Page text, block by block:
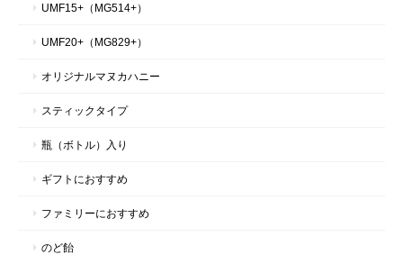
UMF15+（MG514+）
UMF20+（MG829+）
オリジナルマヌカハニー
スティックタイプ
瓶（ボトル）入り
ギフトにおすすめ
ファミリーにおすすめ
のど飴